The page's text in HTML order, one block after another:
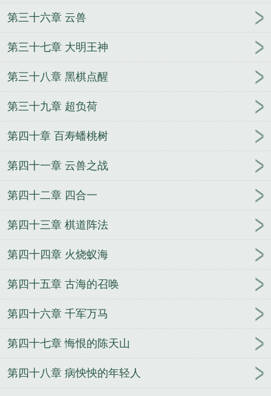
第三十六章 云兽
第三十七章 大明王神
第三十八章 黑棋点醒
第三十九章 超负荷
第四十章 百寿蟠桃树
第四十一章 云兽之战
第四十二章 四合一
第四十三章 棋道阵法
第四十四章 火烧蚁海
第四十五章 古海的召唤
第四十六章 千军万马
第四十七章 悔恨的陈天山
第四十八章 病怏怏的年轻人